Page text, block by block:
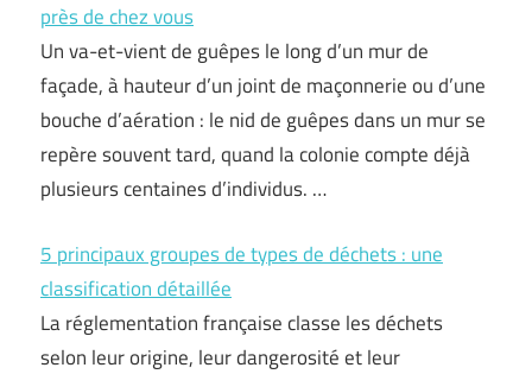
près de chez vous
Un va-et-vient de guêpes le long d’un mur de
façade, à hauteur d’un joint de maçonnerie ou d’une
bouche d’aération : le nid de guêpes dans un mur se
repère souvent tard, quand la colonie compte déjà
plusieurs centaines d’individus. …
5 principaux groupes de types de déchets : une
classification détaillée
La réglementation française classe les déchets
selon leur origine, leur dangerosité et leur